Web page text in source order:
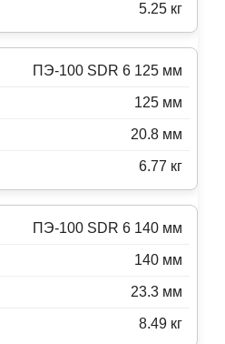
5.25 кг
ПЭ-100 SDR 6 125 мм
125 мм
20.8 мм
6.77 кг
ПЭ-100 SDR 6 140 мм
140 мм
23.3 мм
8.49 кг